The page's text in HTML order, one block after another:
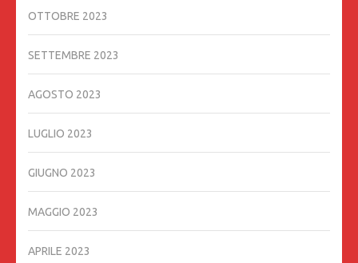
OTTOBRE 2023
SETTEMBRE 2023
AGOSTO 2023
LUGLIO 2023
GIUGNO 2023
MAGGIO 2023
APRILE 2023